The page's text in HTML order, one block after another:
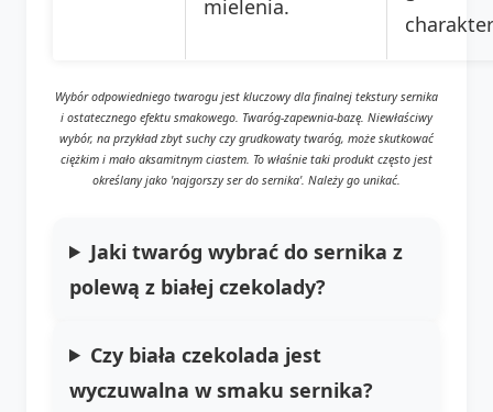
mielenia.
Wybór odpowiedniego twarogu jest kluczowy dla finalnej tekstury sernika
i ostatecznego efektu smakowego. Twaróg-zapewnia-bazę. Niewłaściwy
wybór, na przykład zbyt suchy czy grudkowaty twaróg, może skutkować
ciężkim i mało aksamitnym ciastem. To właśnie taki produkt często jest
określany jako 'najgorszy ser do sernika'. Należy go unikać.
Jaki twaróg wybrać do sernika z
polewą z białej czekolady?
Czy biała czekolada jest
wyczuwalna w smaku sernika?